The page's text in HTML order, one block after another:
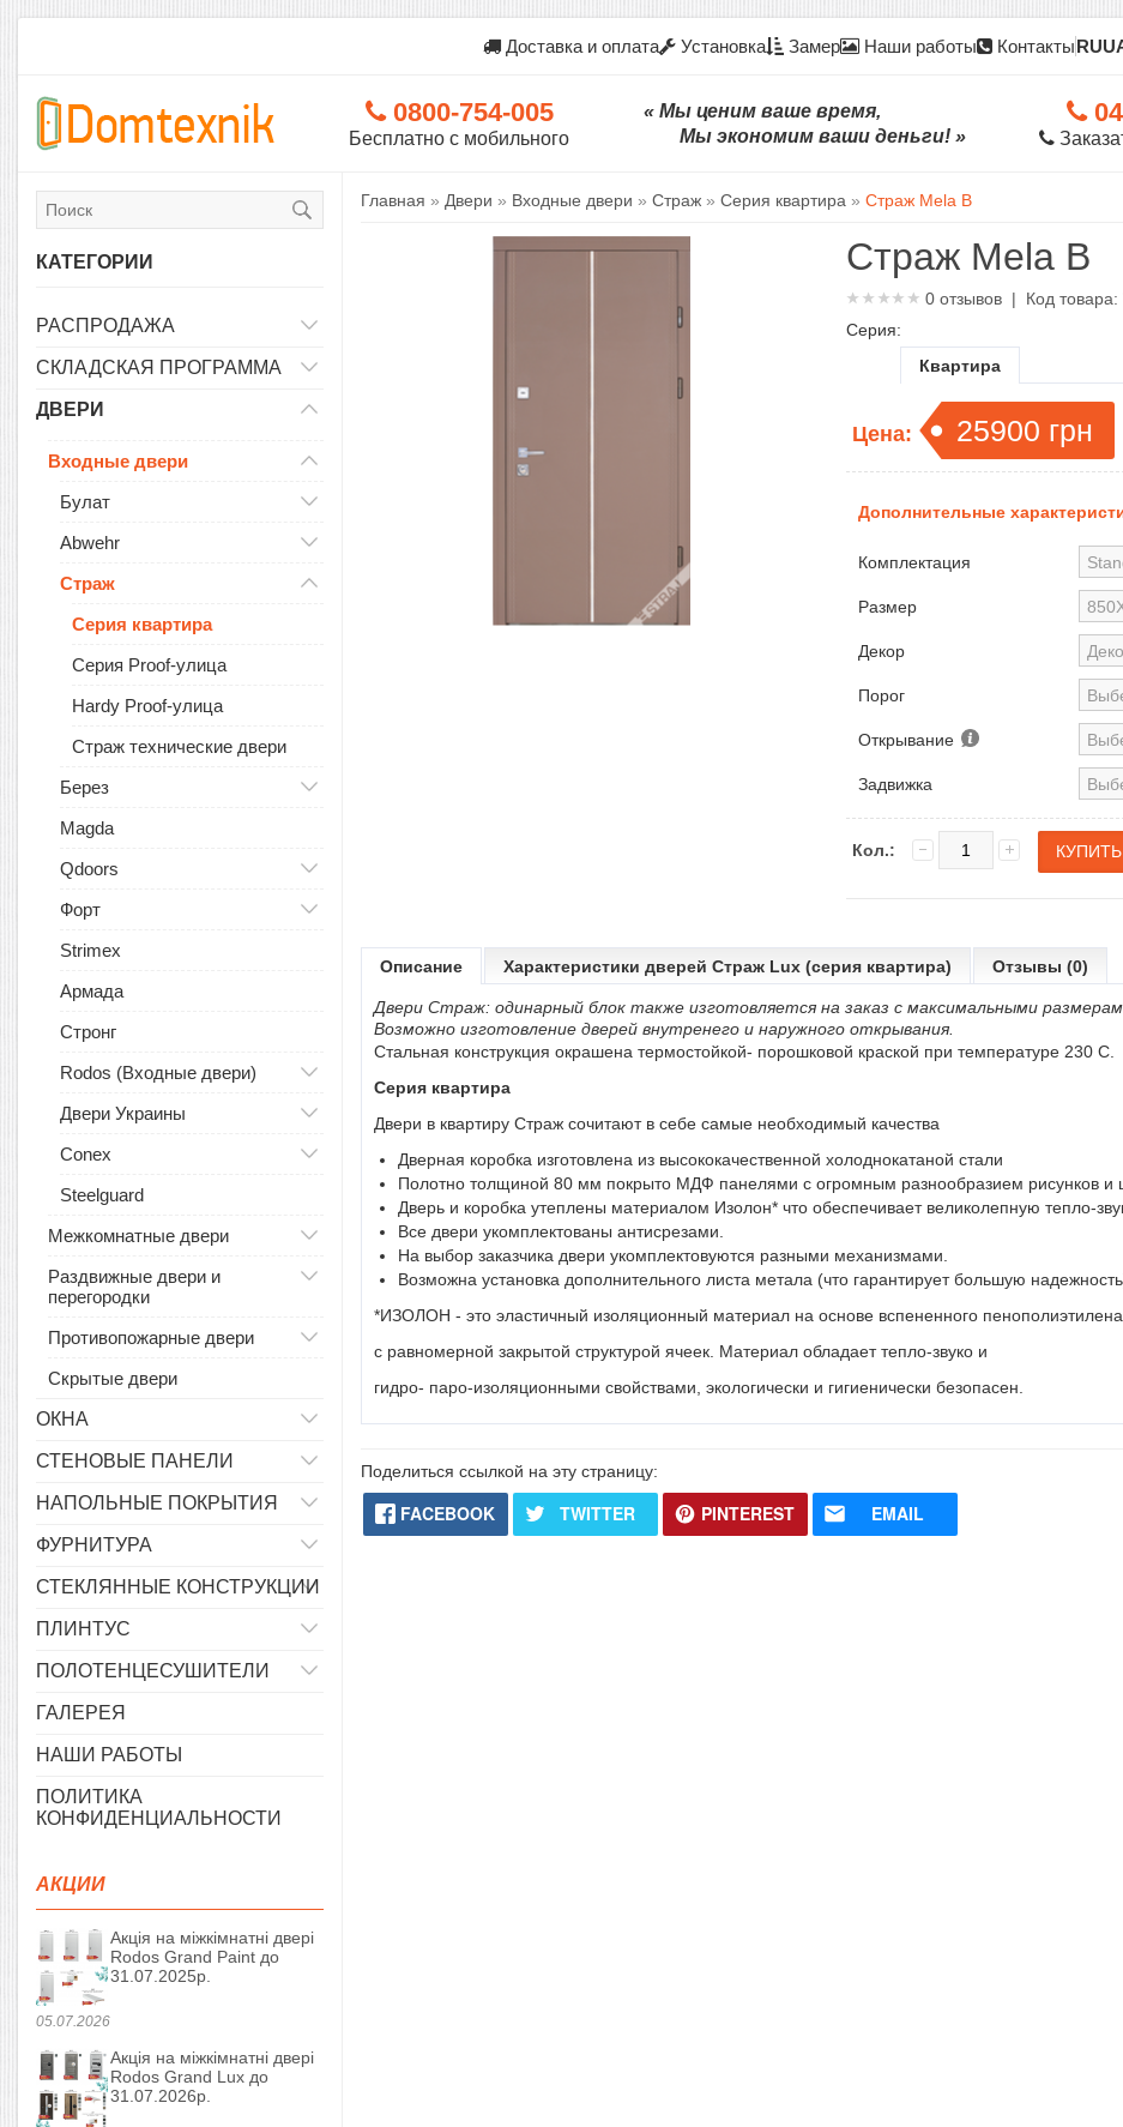
Доставка и оплата Установка Замер Наши работы КонтактыRU
0800-754-005
Бесплатно с мобильного
« Мы ценим ваше время,
Мы экономим ваши деньги! »
КАТЕГОРИИ
РАСПРОДАЖА
СКЛАДСКАЯ ПРОГРАММА
ДВЕРИ
Входные двери
Булат
Abwehr
Страж
Серия квартира
Серия Proof-улица
Hardy Proof-улица
Страж технические двери
Берез
Magda
Qdoors
Форт
Strimex
Армада
Стронг
Rodos (Входные двери)
Двери Украины
Conex
Steelguard
Межкомнатные двери
Раздвижные двери и
перегородки
Противопожарные двери
Скрытые двери
ОКНА
СТЕНОВЫЕ ПАНЕЛИ
НАПОЛЬНЫЕ ПОКРЫТИЯ
ФУРНИТУРА
СТЕКЛЯННЫЕ КОНСТРУКЦИИ
ПЛИНТУС
ПОЛОТЕНЦЕСУШИТЕЛИ
ГАЛЕРЕЯ
НАШИ РАБОТЫ
ПОЛИТИКА
КОНФИДЕНЦИАЛЬНОСТИ
АКЦИИ
05.07.2026
Акція на міжкімнатні двері
Rodos Grand Paint до
31.07.2025р.
Акція на міжкімнатні двері
Rodos Grand Lux до
31.07.2026р.
Главная » Двери » Входные двери » Страж » Серия квартира » Страж Mela B
Страж Mela B
0 отзывов | Код товара:
Серия:
Квартира
Цена: 25900 грн
Дополнительные
Комплектация
Размер
Декор
Порог
Открывание
Задвижка
Кол.:
Описание Характеристики дверей Страж Lux (серия квартира) Отзывы (0)
Двери Страж: одинарный блок также изготовляется на заказ с максимальными
Возможно изготовление дверей внутренего и наружного открывания.
Стальная конструкция окрашена термостойкой- порошковой краской при температуре 230 С.
Серия квартира
Двери в квартиру Страж сочитают в себе самые необходимый качества
Дверная коробка изготовлена из высококачественной холоднокатаной стали
Полотно толщиной 80 мм покрыто МДФ панелями с огромным разнообразием рисунков и
Дверь и коробка утеплены материалом Изолон* что обеспечивает великолепную тепло-
Все двери укомплектованы антисрезами.
На выбор заказчика двери укомплектовуются разными механизмами.
Возможна установка дополнительного листа метала (что гарантирует большую
*ИЗОЛОН - это эластичный изоляционный материал на основе вспененного пенополиэтилена
с равномерной закрытой структурой ячеек. Материал обладает тепло-звуко и
гидро- паро-изоляционными свойствами, экологически и гигиенически безопасен.
Поделиться ссылкой на эту страницу:
FACEBOOK TWITTER PINTEREST EMAIL